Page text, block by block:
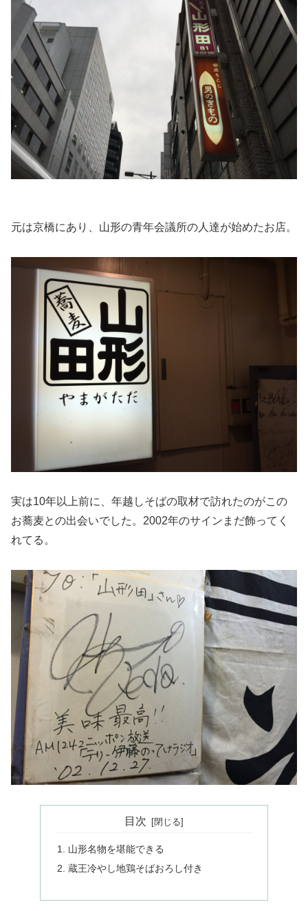
元は京橋にあり、山形の青年会議所の人達が始めたお店。
実は10年以上前に、年越しそばの取材で訪れたのがこの
お蕎麦との出会いでした。2002年のサインまだ飾ってく
れてる。
目次
山形名物を堪能できる
蔵王冷やし地鶏そばおろし付き